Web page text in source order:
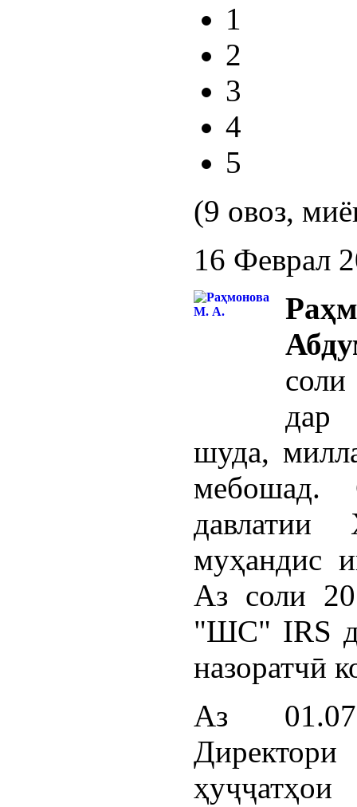
1
2
3
4
5
(9 овоз,
16 Феврал
дар
шуда,
мебошад.
давлатии
муҳандис
Аз соли
"ШС" IRS
назоратчӣ
Аз
Директори